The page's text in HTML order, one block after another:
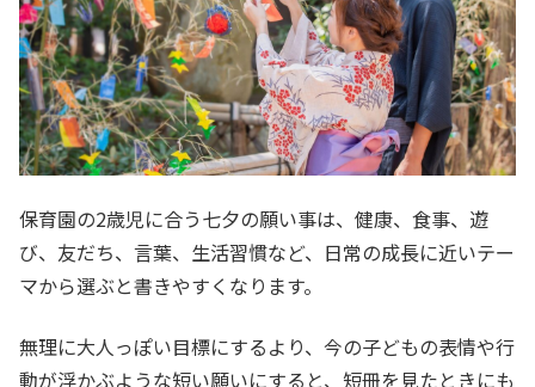
保育園の2歳児に合う七夕の願い事は、健康、食事、遊
び、友だち、言葉、生活習慣など、日常の成長に近いテー
マから選ぶと書きやすくなります。
無理に大人っぽい目標にするより、今の子どもの表情や行
動が浮かぶような短い願いにすると、短冊を見たときにも